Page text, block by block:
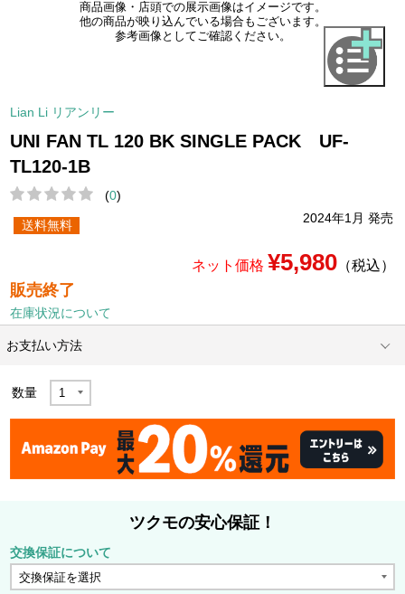
商品画像・店頭での展示画像はイメージです。
他の商品が映り込んでいる場合もございます。
参考画像としてご確認ください。
Lian Li リアンリー
UNI FAN TL 120 BK SINGLE PACK UF-
TL120-1B
(0)
2024年1月 発売
送料無料
ネット価格 ¥5,980（税込）
販売終了
在庫状況について
お支払い方法
数量
ツクモの安心保証！
交換保証について